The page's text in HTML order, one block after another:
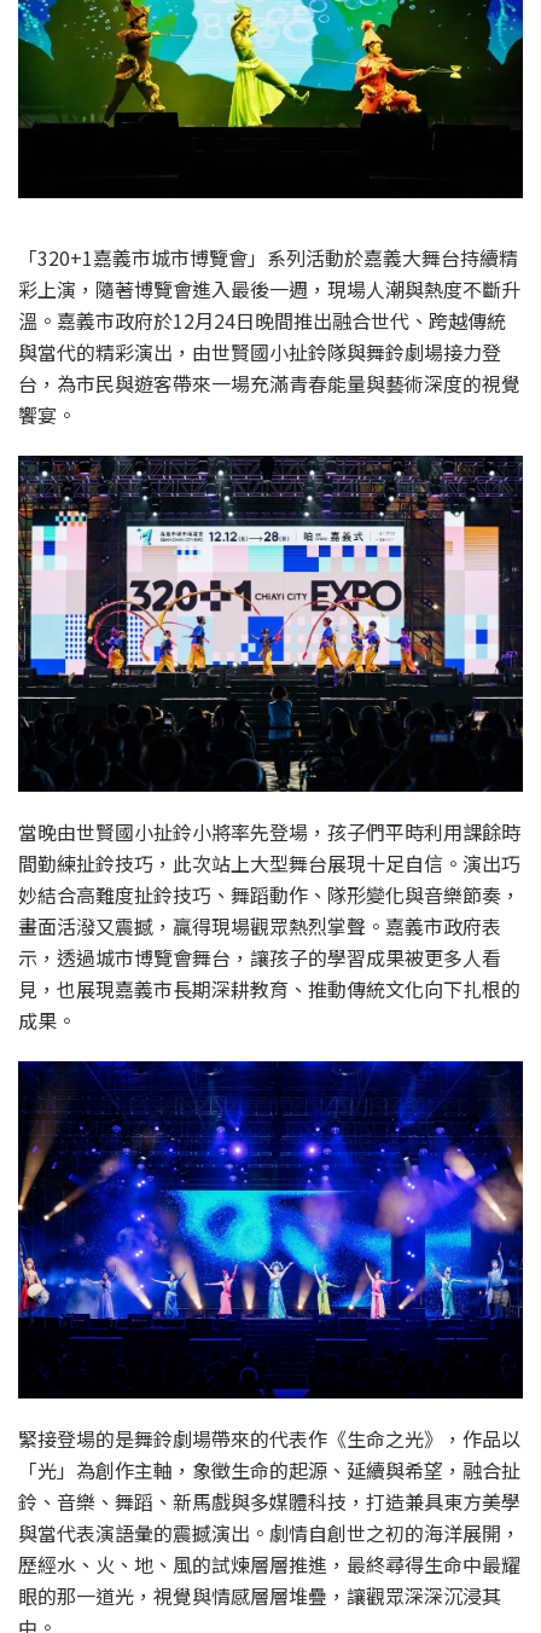
「320+1嘉義市城市博覽會」系列活動於嘉義大舞台持續精
彩上演，隨著博覽會進入最後一週，現場人潮與熱度不斷升
溫。嘉義市政府於12月24日晚間推出融合世代、跨越傳統
與當代的精彩演出，由世賢國小扯鈴隊與舞鈴劇場接力登
台，為市民與遊客帶來一場充滿青春能量與藝術深度的視覺
饗宴。
當晚由世賢國小扯鈴小將率先登場，孩子們平時利用課餘時
間勤練扯鈴技巧，此次站上大型舞台展現十足自信。演出巧
妙結合高難度扯鈴技巧、舞蹈動作、隊形變化與音樂節奏，
畫面活潑又震撼，贏得現場觀眾熱烈掌聲。嘉義市政府表
示，透過城市博覽會舞台，讓孩子的學習成果被更多人看
見，也展現嘉義市長期深耕教育、推動傳統文化向下扎根的
成果。
緊接登場的是舞鈴劇場帶來的代表作《生命之光》，作品以
「光」為創作主軸，象徵生命的起源、延續與希望，融合扯
鈴、音樂、舞蹈、新馬戲與多媒體科技，打造兼具東方美學
與當代表演語彙的震撼演出。劇情自創世之初的海洋展開，
歷經水、火、地、風的試煉層層推進，最終尋得生命中最耀
眼的那一道光，視覺與情感層層堆疊，讓觀眾深深沉浸其
中。